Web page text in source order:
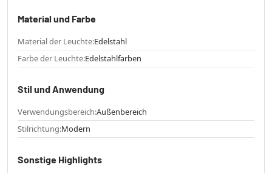
Material und Farbe
Material der Leuchte:Edelstahl
Farbe der Leuchte:Edelstahlfarben
Stil und Anwendung
Verwendungsbereich:Außenbereich
Stilrichtung:Modern
Sonstige Highlights